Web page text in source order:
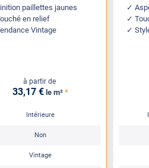
paillettes jaunes
en relief
Vintage
à partir de
33,17 € le m² *
Intérieure
Non
Vintage